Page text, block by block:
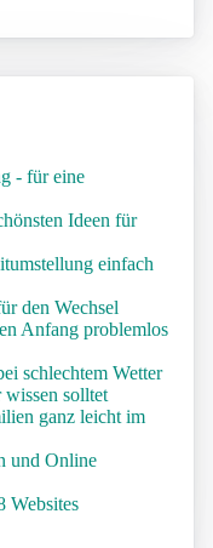
- für eine
Ideen für
einfach
den Wechsel
Anfang problemlos
schlechtem Wetter
solltet
ganz leicht im
und Online
Websites